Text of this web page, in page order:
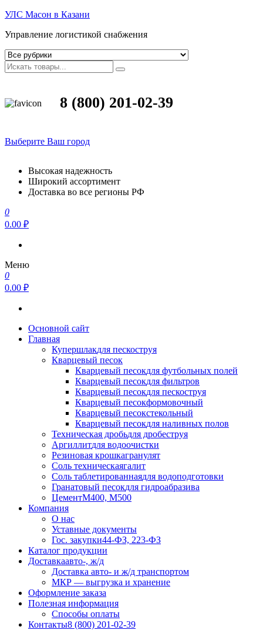
УЛС Масон в Казани
Управление логистикой снабжения
8 (800) 201-02-39
Выберите Ваш город
Высокая надежность
Широкий ассортимент
Доставка во все регионы РФ
0
0.00 ₽
Меню
0
0.00 ₽
Основной сайт
Главная
Купершлакдля пескоструя
Кварцевый песок
Кварцевый песокдля футбольных полей
Кварцевый песокдля фильтров
Кварцевый песокдля пескоструя
Кварцевый песокформовочный
Кварцевый песокстекольный
Кварцевый песокдля наливных полов
Техническая дробьдля дробеструя
Аргиллитдля водоочистки
Резиновая крошкагранулят
Соль техническаягалит
Соль таблетированнаядля водоподготовки
Гранатовый песокдля гидроабразива
ЦементМ400, М500
Компания
О нас
Уставные документы
Гос. закупки44-ФЗ, 223-ФЗ
Каталог продукции
Доставкаавто-, ж/д
Доставка авто- и ж/д транспортом
МКР — выгрузка и хранение
Оформление заказа
Полезная информация
Способы оплаты
Контакты8 (800) 201-02-39